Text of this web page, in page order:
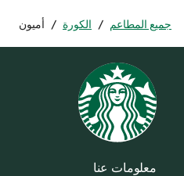
جميع المطاعم / الكورة / أميون
معلومات عنا